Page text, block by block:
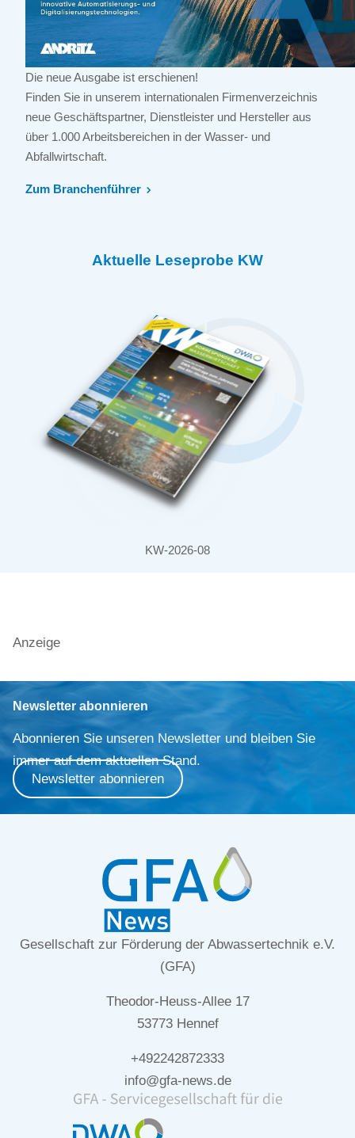
Die neue Ausgabe ist erschienen!
Finden Sie in unserem internationalen Firmenverzeichnis
neue Geschäftspartner, Dienstleister und Hersteller aus
über 1.000 Arbeitsbereichen in der Wasser- und
Abfallwirtschaft.
Zum Branchenführer
Aktuelle Leseprobe KW
KW-2026-08
Anzeige
Newsletter abonnieren
Abonnieren Sie unseren Newsletter und bleiben Sie
immer auf dem aktuellen Stand.
Newsletter abonnieren
Gesellschaft zur Förderung der Abwassertechnik e.V.
(GFA)
Theodor-Heuss-Allee 17
53773 Hennef
+492242872333
info@gfa-news.de